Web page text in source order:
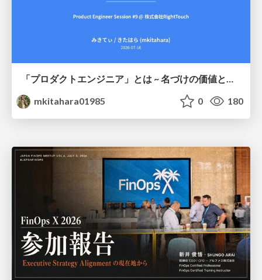
「プロダクトエンジニア」とは ~ 名づけの価値と、言葉が動かす力 ~
mkitahara01985
0 180